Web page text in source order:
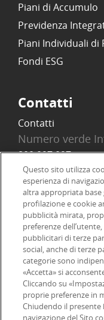
Piani di Accumulo
Previdenza
Piani Individuali di
Fondi ESG
Contatti
Contatti
Numero verde
800 097 097
Email
info@onlinesim.it
Social
©2026 Online SIM,
12927410154
Questo sito utilizza
esperienza di
altra appropriata base
profilazione e cookie
pubblicità mirata,
preferenze
pubblicitari di terze
social, anche di terze
categorie sono
«Accetta» si
Cliccando su
proprie preferenze in
Chiudendo il presente
navigazione del Sito